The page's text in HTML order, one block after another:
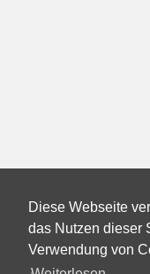
Diese Webseite
das Nutzen dieser
Verwendung von